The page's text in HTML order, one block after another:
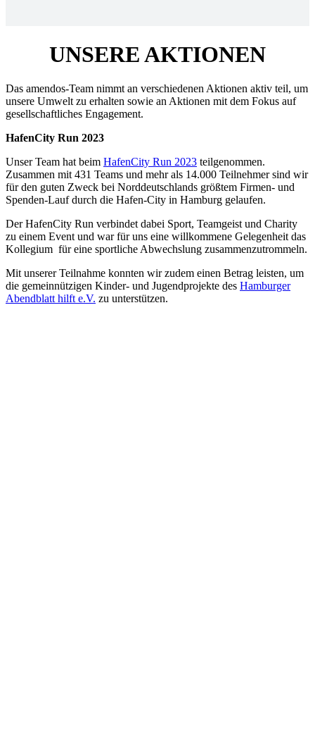
UNSERE AKTIONEN
Das amendos-Team nimmt an verschiedenen Aktionen aktiv teil, um
unsere Umwelt zu erhalten sowie an Aktionen mit dem Fokus auf
gesellschaftliches Engagement.
HafenCity Run 2023
Unser Team hat beim HafenCity Run 2023 teilgenommen.
Zusammen mit 431 Teams und mehr als 14.000 Teilnehmer sind wir
für den guten Zweck bei Norddeutschlands größtem Firmen- und
Spenden-Lauf durch die Hafen-City in Hamburg gelaufen.
Der HafenCity Run verbindet dabei Sport, Teamgeist und Charity
zu einem Event und war für uns eine willkommene Gelegenheit das
Kollegium für eine sportliche Abwechslung zusammenzutrommeln.
Mit unserer Teilnahme konnten wir zudem einen Betrag leisten, um
die gemeinnützigen Kinder- und Jugendprojekte des Hamburger
Abendblatt hilft e.V. zu unterstützen.